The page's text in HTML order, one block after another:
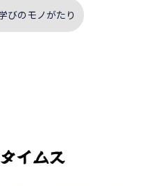
びのモノがたり